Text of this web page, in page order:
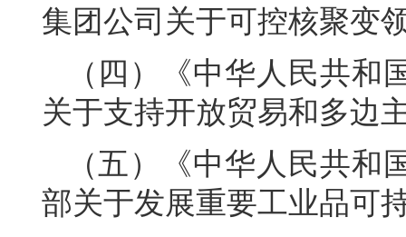
集团公司关于可控核聚变
（四）《中华人民共
关于支持开放贸易和多边
（五）《中华人民共
部关于发展重要工业品可